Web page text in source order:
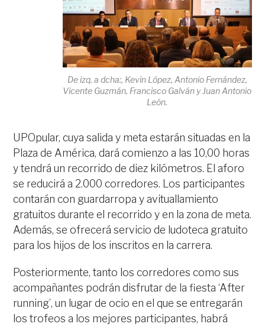
De izq. a dcha:, Kevin López, Antonio Fernández,
Vicente Guzmán, Francisco Galván y Juan Antonio
León.
UPOpular, cuya salida y meta estarán situadas en la
Plaza de América, dará comienzo a las 10,00 horas
y tendrá un recorrido de diez kilómetros. El aforo
se reducirá a 2.000 corredores. Los participantes
contarán con guardarropa y avituallamiento
gratuitos durante el recorrido y en la zona de meta.
Además, se ofrecerá servicio de ludoteca gratuito
para los hijos de los inscritos en la carrera.
Posteriormente, tanto los corredores como sus
acompañantes podrán disfrutar de la fiesta ‘After
running’, un lugar de ocio en el que se entregarán
los trofeos a los mejores participantes, habrá